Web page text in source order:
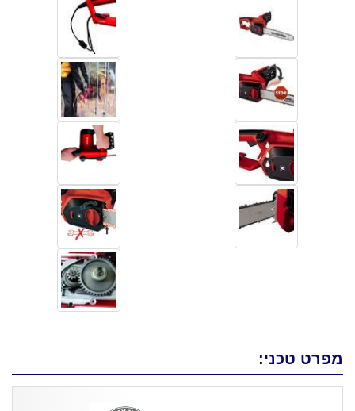
מפרט טכני: